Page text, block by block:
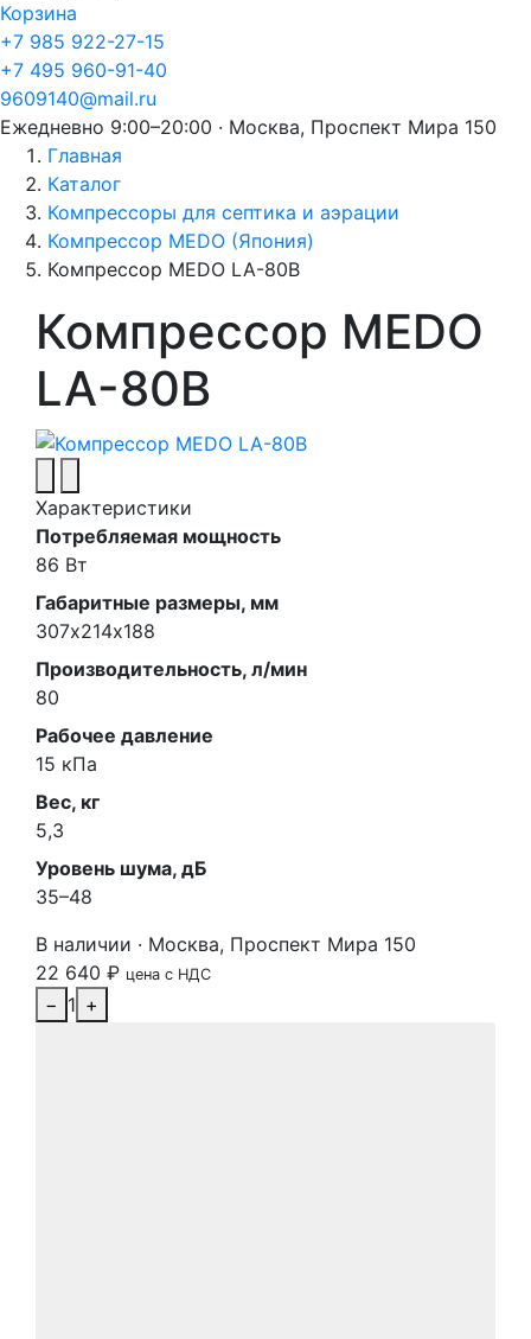
Корзина
+7 985 922-27-15
+7 495 960-91-40
9609140@mail.ru
Ежедневно 9:00–20:00 · Москва, Проспект Мира 150
Главная
Каталог
Компрессоры для септика и аэрации
Компрессор MEDO (Япония)
Компрессор MEDO LA-80B
Компрессор MEDO
LA-80B
Характеристики
Потребляемая мощность
86 Вт
Габаритные размеры, мм
307х214х188
Производительность, л/мин
80
Рабочее давление
15 кПа
Вес, кг
5,3
Уровень шума, дБ
35–48
В наличии · Москва, Проспект Мира 150
22 640 ₽ цена с НДС
− 1 +